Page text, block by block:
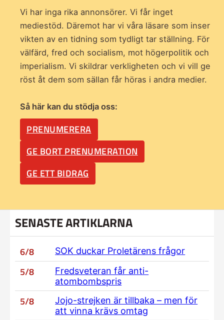
Vi har inga rika annonsörer. Vi får inget
mediestöd. Däremot har vi våra läsare som inser
vikten av en tidning som tydligt tar ställning. För
välfärd, fred och socialism, mot högerpolitik och
imperialism. Vi skildrar verkligheten och vi vill ge
röst åt dem som sällan får höras i andra medier.
Så här kan du stödja oss:
PRENUMERERA
GE BORT PRENUMERATION
GE ETT BIDRAG
SENASTE ARTIKLARNA
6/8 SOK duckar Proletärens frågor
5/8
Fredsveteran får anti-
atombombspris
5/8
Jojo-strejken är tillbaka – men för
att vinna krävs omtag